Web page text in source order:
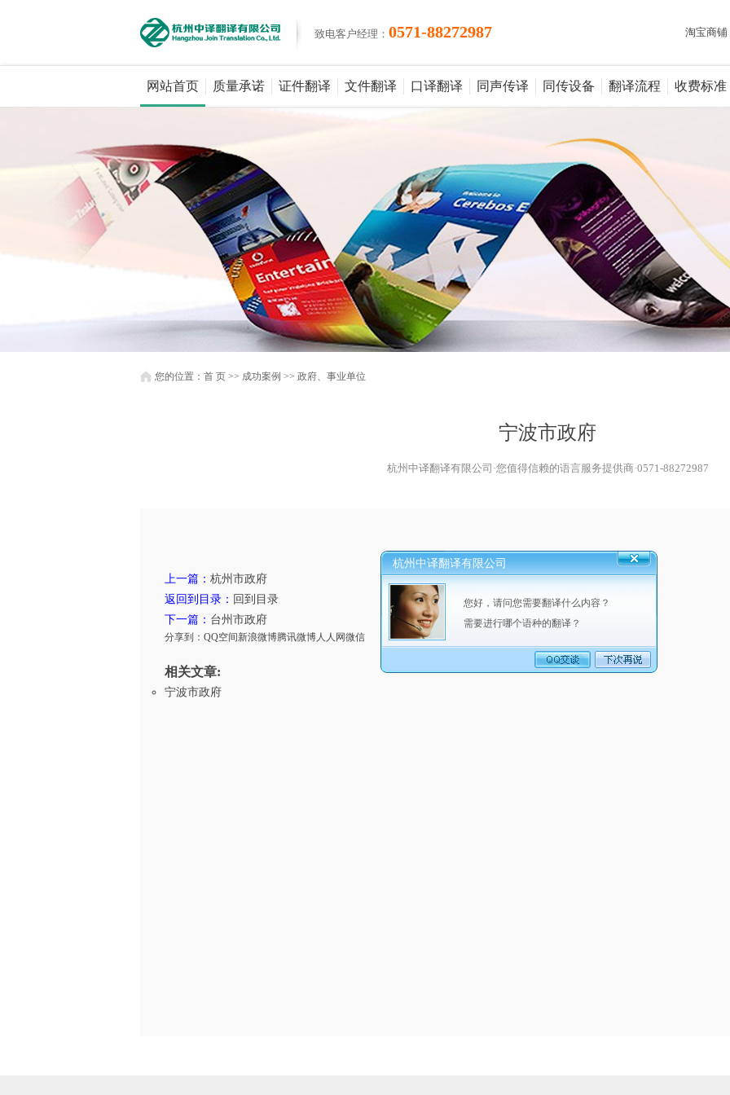
致电客户经理： 0571-88272987 淘宝商铺
网站首页 质量承诺 证件翻译 文件翻译 口译翻译 同声传译 同传设备 翻译流程 收费标准
杭州中译翻译有限公司
您好，请问您需要翻译什么内容？
需要进行哪个语种的翻译？
您的位置： 首 页 >> 成功案例 >> 政府、事业单位
宁波市政府
杭州中译翻译有限公司·您值得信赖的语言服务提供商·0571-88272987
上一篇： 杭州市政府
返回到目录： 回到目录
下一篇： 台州市政府
分享到： QQ空间 新浪微博腾讯微博人人网微信
相关文章:
宁波市政府